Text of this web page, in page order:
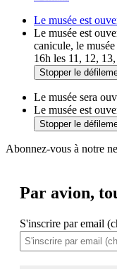
Le musée est
Le musée est
canicule, le
16h les 11, 12,
Stopper le
Le musée sera
Le musée est
Stopper le
Abonnez-vous à notre
Par avion,
S'inscrire par email